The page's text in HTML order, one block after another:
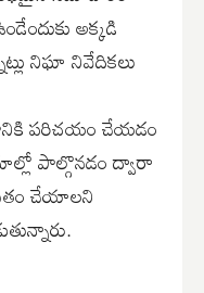
అక్కడి
నిఘా నివేదికలు
పరిచయం చేయడం
పాల్గొనడం ద్వారా
చేయాలని